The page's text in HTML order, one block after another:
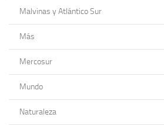
Malvinas y Atlántico Sur
Más
Mercosur
Mundo
Naturaleza